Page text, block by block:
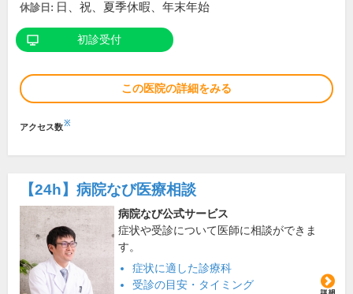
休診日: 日、祝、夏季休暇、年末年始
初診受付
この医院の詳細をみる
アクセス数※
【24h】 病院なび医療相談
病院なび公式サービス
症状や受診について医師に相談ができま
す。
症状に適した診療科
受診の目安・タイミング